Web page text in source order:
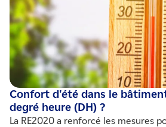
Confort d'été dans le
degré heure (DH) ?
La RE2020 a renforcé les mesures